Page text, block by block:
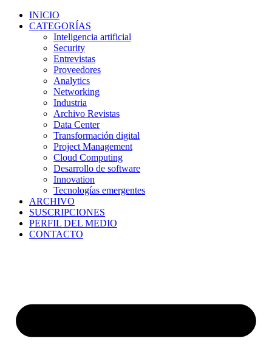
INICIO
CATEGORÍAS
Inteligencia artificial
Security
Entrevistas
Proveedores
Analytics
Networking
Industria
Archivo Revistas
Data Center
Transformación digital
Project Management
Cloud Computing
Desarrollo de software
Innovation
Tecnologías emergentes
ARCHIVO
SUSCRIPCIONES
PERFIL DEL MEDIO
CONTACTO